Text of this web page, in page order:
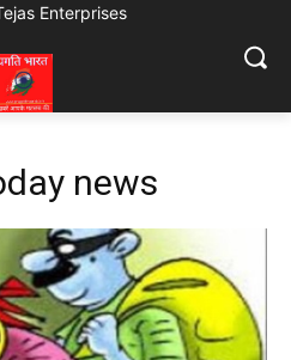
Enterprises
news